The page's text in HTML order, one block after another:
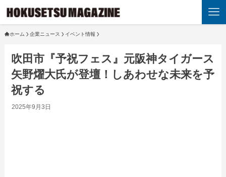
ホーム 企業ニュース イベント情報
吹田市『予祝フェス』元阪神タイガース
矢野燿大氏が登壇！しあわせな未来を予
祝する
2025年9月3日